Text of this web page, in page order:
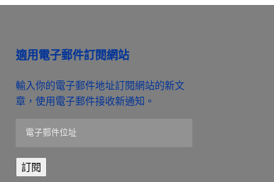
適用電子郵件訂閱網站
輸入你的電子郵件地址訂閱網站的新文
章，使用電子郵件接收新通知。
郵
件訂閱